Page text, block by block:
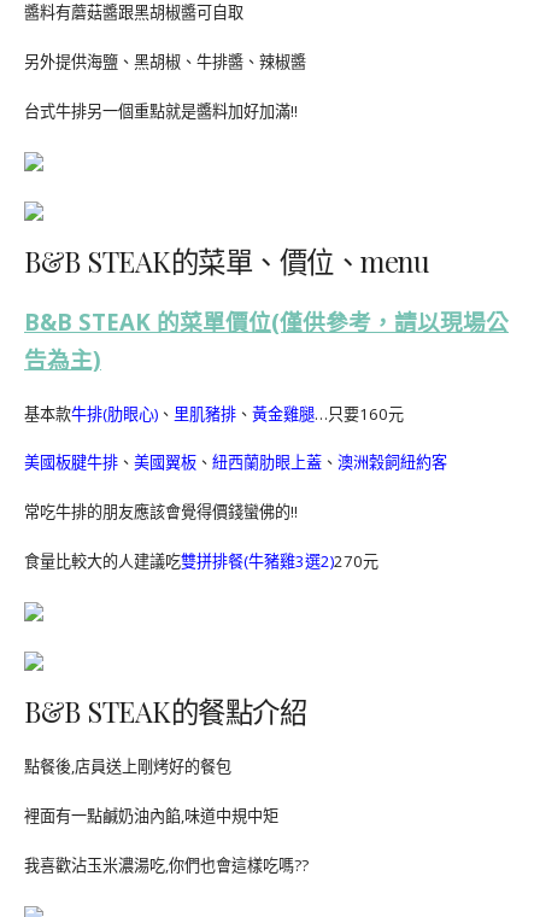
醬料有蘑菇醬跟黑胡椒醬可自取
另外提供海鹽、黑胡椒、牛排醬、辣椒醬
台式牛排另一個重點就是醬料加好加滿!!
B&B STEAK的菜單、價位、menu
B&B STEAK 的菜單價位(僅供參考，請以現場公
告為主)
基本款牛排(肋眼心) 、 里肌豬排 、 黃金雞腿…只要160元
美國板腱牛排 、 美國翼板 、 紐西蘭肋眼上蓋 、 澳洲穀飼紐約客
常吃牛排的朋友應該會覺得價錢蠻佛的!!
食量比較大的人建議吃雙拼排餐(牛豬雞3選2)270元
B&B STEAK的餐點介紹
點餐後,店員送上剛烤好的餐包
裡面有一點鹹奶油內餡,味道中規中矩
我喜歡沾玉米濃湯吃,你們也會這樣吃嗎??